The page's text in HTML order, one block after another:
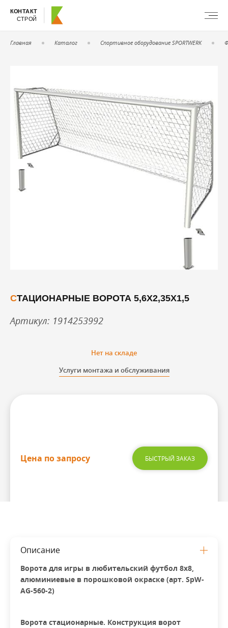
КОНТАКТ
СТРОЙ
Главная Каталог Спортивное оборудование SPORTWERK
СТАЦИОНАРНЫЕ ВОРОТА 5,6Х2,35Х1,5
Артикул: 1914253992
Нет на складе
Услуги монтажа и обслуживания
Цена по запросу БЫСТРЫЙ ЗАКАЗ
Описание
Ворота для игры в любительский футбол 8х8,
алюминиевые в порошковой окраске (арт. SpW-
AG-560-2)
Ворота стационарные. Конструкция ворот